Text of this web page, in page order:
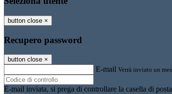
button close ×
Recupero password
button close ×
E-mail Verrà inviato un
E-mail inviata, si prega di controllare la casella di